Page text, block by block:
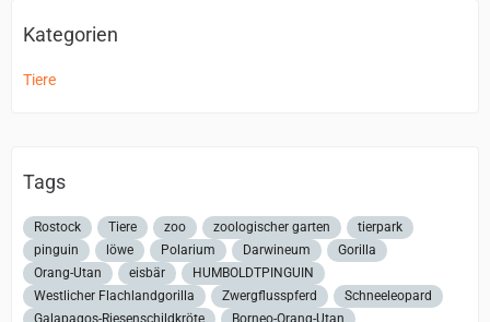
Kategorien
Tiere
Tags
Rostock Tiere zoo zoologischer garten
tierpark
pinguin
löwe Polarium Darwineum
Gorilla
Orang-Utan
eisbär
HUMBOLDTPINGUIN
Westlicher Flachlandgorilla
Zwergflusspferd
Schneeleopard
Galapagos-Riesenschildkröte
Borneo-Orang-Utan